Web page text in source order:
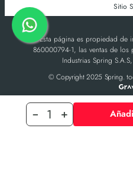
＋
－
Sitio
-Esta página es propiedad de
860000794-1, las ventas de
Industrias Spring
© Copyright 2025 Spring.